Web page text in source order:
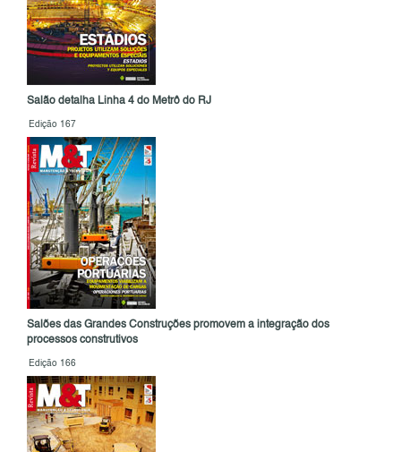
Salão detalha Linha 4 do Metrô do RJ
Edição 167
Salões das Grandes Construções promovem a integração dos
processos construtivos
Edição 166